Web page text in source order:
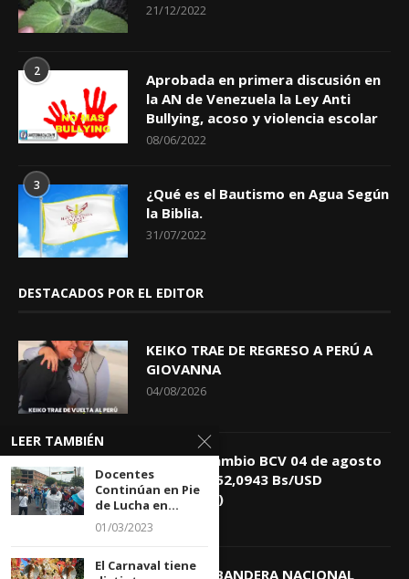
21/12/2022
2
Aprobada en primera discusión en
la AN de Venezuela la Ley Anti
Bullying, acoso y violencia escolar
08/06/2022
3
¿Qué es el Bautismo en Agua Según
la Biblia.
31/07/2022
DESTACADOS POR EL EDITOR
KEIKO TRAE DE REGRESO A PERÚ A
GIOVANNA
04/08/2026
Tasa de Cambio BCV 04 de agosto
de 2026: 752,0943 Bs/USD
(+0,4418%)
04/08/2026
DIA DE LA BANDERA NACIONAL
LEER TAMBIÉN
Docentes
Continúan en Pie
de Lucha en...
01/03/2023
El Carnaval tiene